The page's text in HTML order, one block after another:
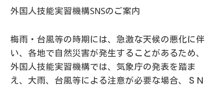
外国人技能実習機構SNSのご案内
梅雨・台風等の時期には、急激な天候の悪化に伴
い、各地で自然災害が発生することがあるため、
外国人技能実習機構では、気象庁の発表を踏ま
え、大雨、台風等による注意が必要な場合、ＳＮ